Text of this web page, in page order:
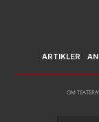
ARTIKLER
OM